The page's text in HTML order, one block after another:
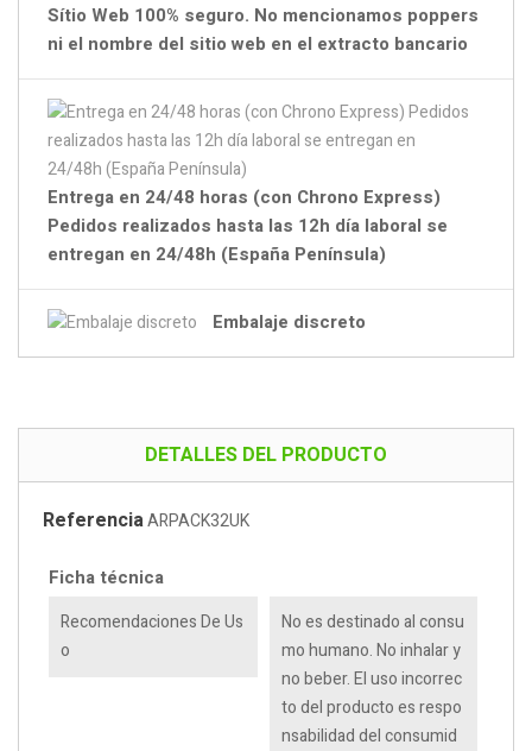
Sítio Web 100% seguro. No mencionamos poppers
ni el nombre del sitio web en el extracto bancario
Entrega en 24/48 horas (con Chrono Express)
Pedidos realizados hasta las 12h día laboral se
entregan en 24/48h (España Península)
Embalaje discreto
DETALLES DEL PRODUCTO
ReferenciaARPACK32UK
Ficha técnica
Recomendaciones De Us
O
No es destinado al consu
mo humano. No inhalar y
no beber. El uso incorrec
to del producto es respo
nsabilidad del consumid